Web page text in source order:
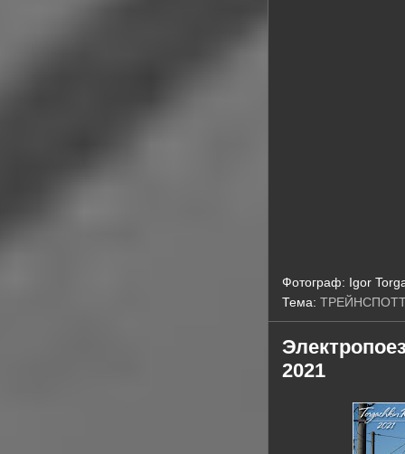
Фотограф: Igor
Тема:
2021